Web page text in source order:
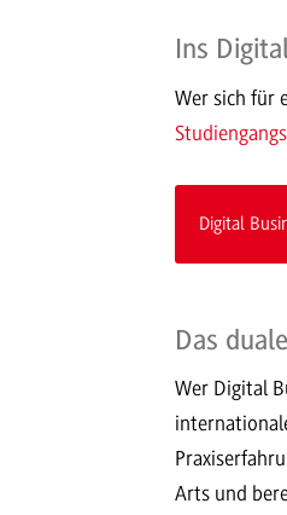
Ins
Wer sich für
Digital
Das
Wer Digital
Arts und